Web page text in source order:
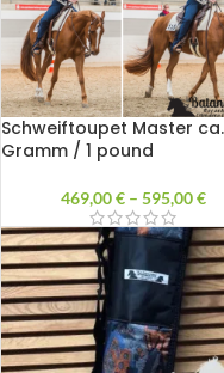
Schweiftoupet Master
Gramm / 1 pound
469,00€ –595,00€